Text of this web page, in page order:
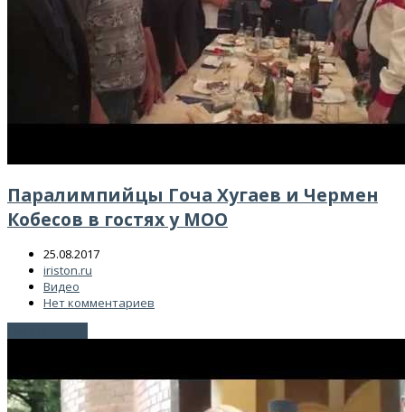
Паралимпийцы Гоча Хугаев и Чермен
Кобесов в гостях у МОО
25.08.2017
iriston.ru
Видео
Нет комментариев